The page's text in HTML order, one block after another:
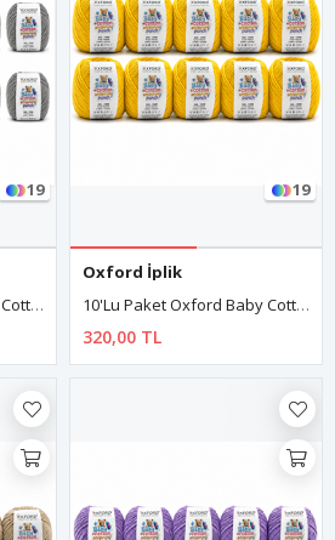
19
10'lu Paket Oxford Baby Cotton Amigurumi Punch 50gr/150m No:160 Kırçıllı Gri
19
Oxford İplik
10'lu Paket Oxford Baby Cotton Amigurumi Punch 50gr/150m No:180 Sarı
320,00 TL